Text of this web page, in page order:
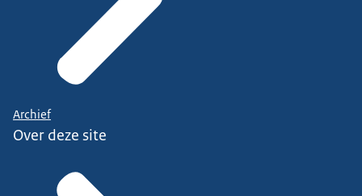
Archief
Over deze site